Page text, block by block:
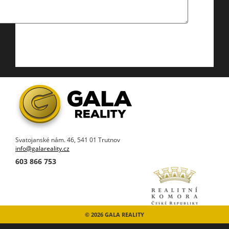
Svatojanské nám. 46, 541 01 Trutnov
info@galareality.cz
603 866 753
© 2026 GALA REALITY